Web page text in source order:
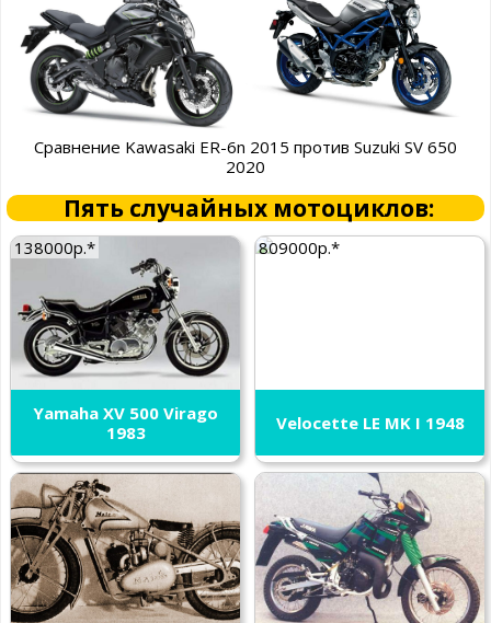
Сравнение Kawasaki ER-6n 2015 против Suzuki SV 650
2020
Пять случайных мотоциклов:
138000р.*
Yamaha XV 500 Virago
1983
809000р.*
Velocette LE MK I 1948